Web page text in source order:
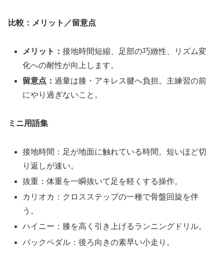
比較：メリット／留意点
メリット：接地時間短縮、足部の巧緻性、リズム変
化への耐性が向上します。
留意点：過量は膝・アキレス腱へ負担。主練習の前
にやり過ぎないこと。
ミニ用語集
接地時間：足が地面に触れている時間。短いほど切
り返しが速い。
抜重：体重を一瞬抜いて足を軽くする操作。
カリオカ：クロスステップの一種で骨盤回旋を伴
う。
ハイニー：膝を高く引き上げるランニングドリル。
バックペダル：後ろ向きの素早い小走り。